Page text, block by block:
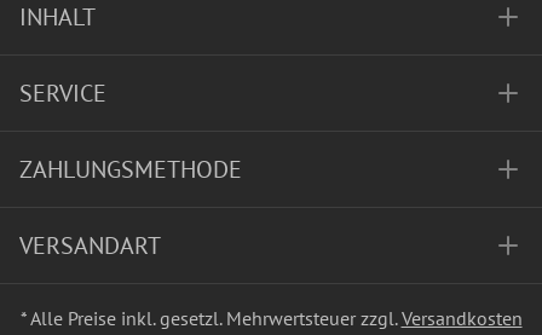
INHALT
SERVICE
ZAHLUNGSMETHODE
VERSANDART
* Alle Preise inkl. gesetzl. Mehrwertsteuer zzgl.Versandkosten